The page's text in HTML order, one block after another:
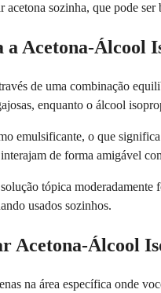
acetona sozinha, que pode ser
a Acetona-Álcool
de uma combinação
enquanto o álcool
emulsificante, o que
de forma amigável
tópica
usados sozinhos.
Acetona-Álcool
na área específica onde